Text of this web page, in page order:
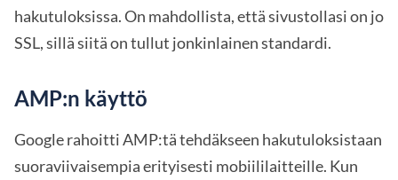
hakutuloksissa. On mahdollista, että sivustollasi on jo
SSL, sillä siitä on tullut jonkinlainen standardi.
AMP:n käyttö
Google rahoitti AMP:tä tehdäkseen hakutuloksistaan
suoraviivaisempia erityisesti mobiililaitteille. Kun